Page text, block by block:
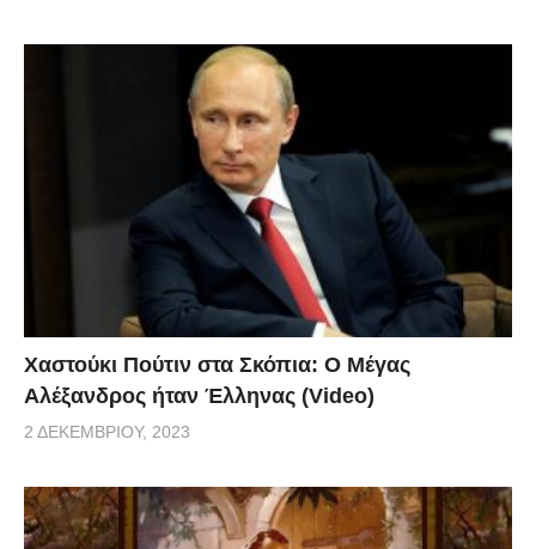
Χαστούκι Πούτιν στα Σκόπια: Ο Μέγας
Αλέξανδρος ήταν Έλληνας (Video)
2 ΔΕΚΕΜΒΡΊΟΥ, 2023